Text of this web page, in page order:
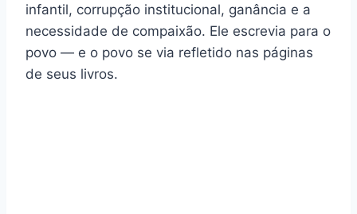
infantil, corrupção institucional, ganância e a
necessidade de compaixão. Ele escrevia para o
povo — e o povo se via refletido nas páginas
de seus livros.